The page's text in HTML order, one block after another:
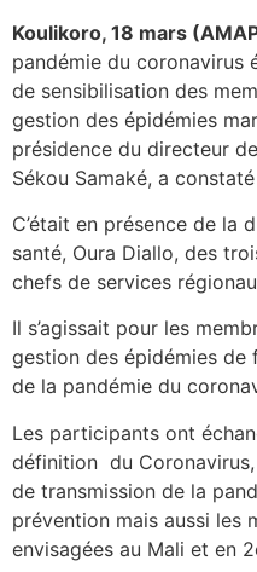
Koulikoro, 18 mars
pandémie du coronavirus
de sensibilisation des
gestion des épidémies
présidence du directeur
Sékou Samaké, a constaté
C’était en présence de la
santé, Oura Diallo, des
chefs de services
Il s’agissait pour les
gestion des épidémies
de la pandémie du
Les participants ont
définition du
de transmission de la
prévention mais aussi les
envisagées au Mali et en